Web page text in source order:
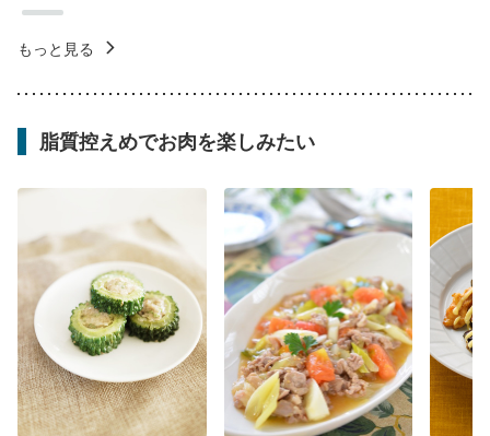
もっと見る
脂質控えめでお肉を楽しみたい